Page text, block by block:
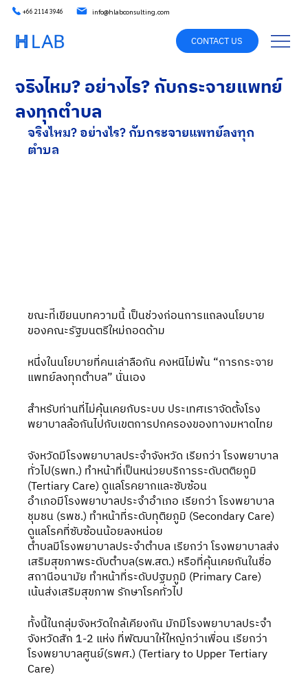
+66 2114 3946 info@hlabconsulting.com
CONTACT US
จริงไหม? อย่างไร? กับกระจายแพทย์
ลงทุกตำบล
จริงไหม? อย่างไร? กับกระจายแพทย์ลงทุก
ตำบล
ขณะท่ีเขียนบทความนี้ เป็นช่วงก่อนการแถลงนโยบาย
ของคณะรัฐมนตรีใหม่ถอดด้าม
หนึ่งในนโยบายที่คนเล่าลือกัน คงหนีไม่พ้น “การกระจาย
แพทย์ลงทุกตำบล” นั่นเอง
สำหรับท่านที่ไม่คุ้นเคยกับระบบ ประเทศเราจัดตั้งโรง
พยาบาลล้อกันไปกับเขตการปกครองของทางมหาดไทย
จังหวัดมีโรงพยาบาลประจำจังหวัด เรียกว่า โรงพยาบาล
ทั่วไป(รพท.) ทำหน้าที่เป็นหน่วยบริการระดับตติยภูมิ
(Tertiary Care) ดูแลโรคยากและซับซ้อน
อำเภอมีโรงพยาบาลประจำอำเภอ เรียกว่า โรงพยาบาล
ชุมชน (รพช.) ทำหน้าที่ระดับทุติยภูมิ (Secondary Care)
ดูแลโรคที่ซับซ้อนน้อยลงหน่อย
ตำบลมีโรงพยาบาลประจำตำบล เรียกว่า โรงพยาบาลส่ง
เสริมสุขภาพระดับตำบล(รพ.สต.) หรือที่คุ้นเคยกันในชื่อ
สถานีอนามัย ทำหน้าที่ระดับปฐมภูมิ (Primary Care)
เน้นส่งเสริมสุขภาพ รักษาโรคทั่วไป
ทั้งนี้ในกลุ่มจังหวัดใกล้เคียงกัน มักมีโรงพยาบาลประจำ
จังหวัดสัก 1-2 แห่ง ที่พัฒนาให้ใหญ่กว่าเพื่อน เรียกว่า
โรงพยาบาลศูนย์(รพศ.) (Tertiary to Upper Tertiary
Care)